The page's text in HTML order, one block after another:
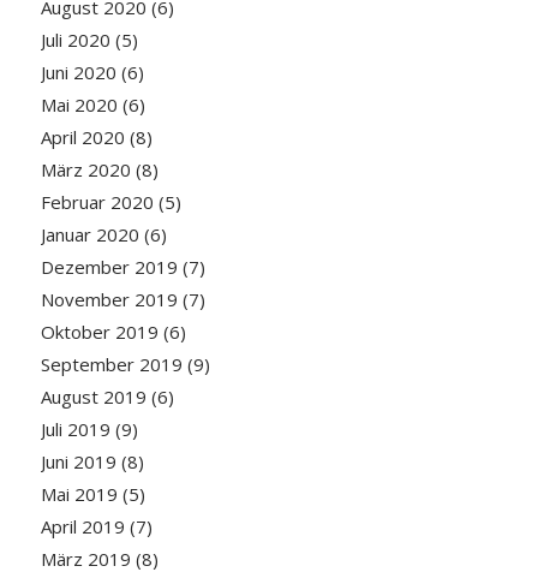
August 2020 (6)
Juli 2020 (5)
Juni 2020 (6)
Mai 2020 (6)
April 2020 (8)
März 2020 (8)
Februar 2020 (5)
Januar 2020 (6)
Dezember 2019 (7)
November 2019 (7)
Oktober 2019 (6)
September 2019 (9)
August 2019 (6)
Juli 2019 (9)
Juni 2019 (8)
Mai 2019 (5)
April 2019 (7)
März 2019 (8)